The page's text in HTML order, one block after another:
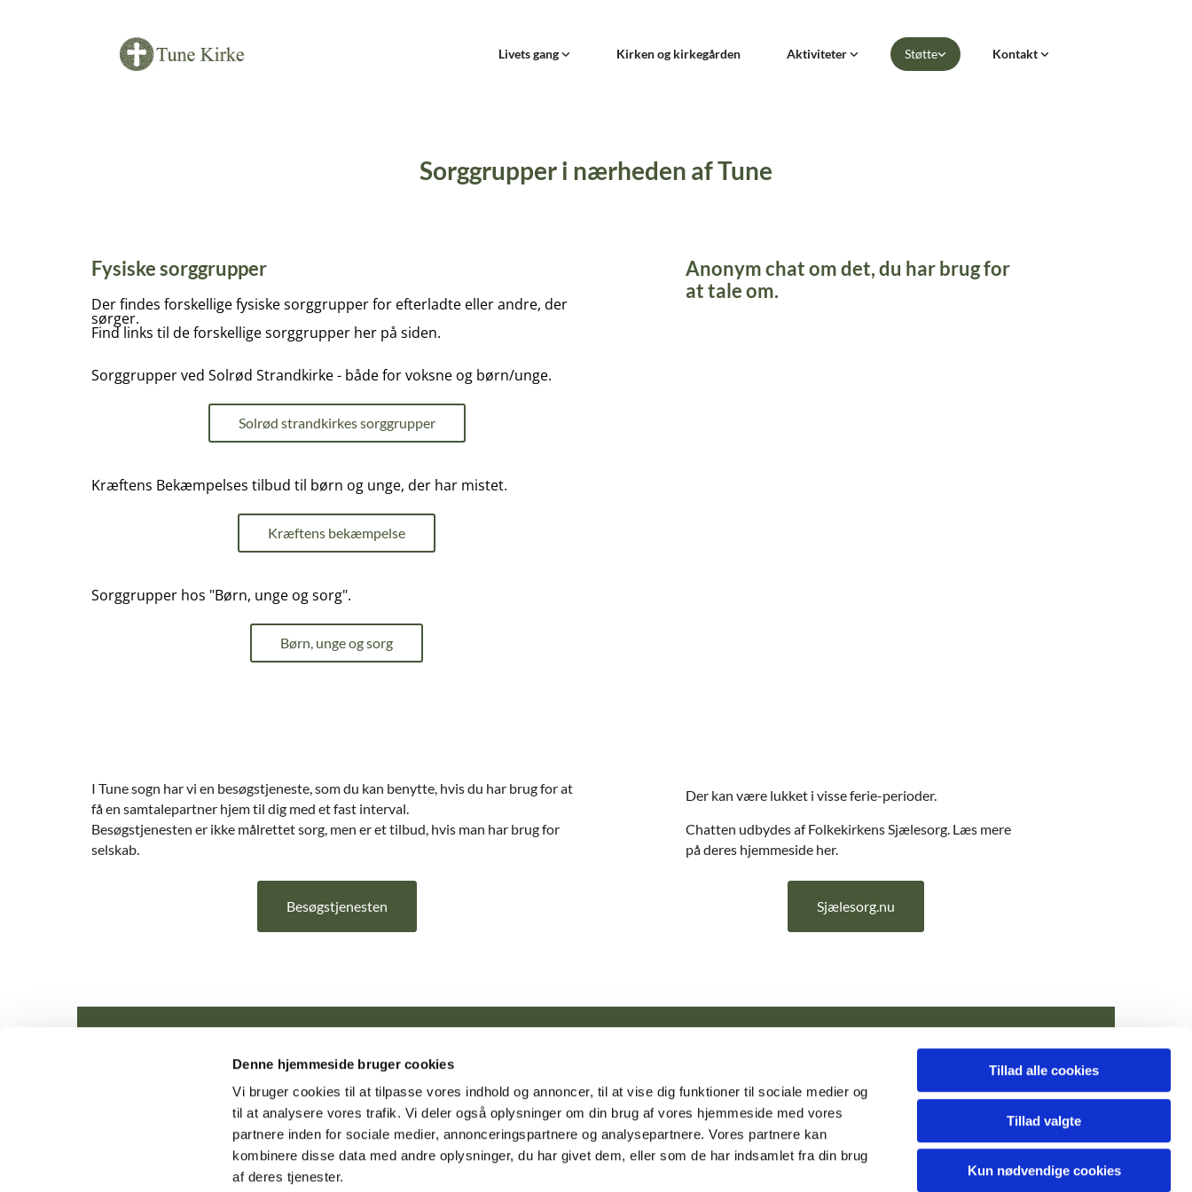
Denne hjemmeside bruger cookies
Vi bruger cookies til at tilpasse vores indhold og annoncer, til at vise dig funktioner til sociale medier og
til at analysere vores trafik. Vi deler også oplysninger om din brug af vores hjemmeside med vores
partnere inden for sociale medier, annonceringspartnere og analysepartnere. Vores partnere kan
kombinere disse data med andre oplysninger, du har givet dem, eller som de har indsamlet fra din brug
af deres tjenester.
Tillad alle cookies
Tillad valgte
Kun nødvendige cookies
Livets gang Kirken og kirkegården Aktiviteter Støtte Kontakt
Sorggrupper i nærheden af Tune
Fysiske sorggrupper
Der findes forskellige fysiske sorggrupper for efterladte eller andre, der
sørger.
Find links til de forskellige sorggrupper her på siden.
Sorggrupper ved Solrød Strandkirke - både for voksne og børn/unge.
Solrød strandkirkes sorggrupper
Kræftens Bekæmpelses tilbud til børn og unge, der har mistet.
Kræftens bekæmpelse
Sorggrupper hos "Børn, unge og sorg".
Børn, unge og sorg
I Tune sogn har vi en besøgstjeneste, som du kan benytte, hvis du har brug for at
få en samtalepartner hjem til dig med et fast interval.
Besøgstjenesten er ikke målrettet sorg, men er et tilbud, hvis man har brug for
selskab.
Besøgstjenesten
Anonym chat om det, du har brug for
at tale om.
Der kan være lukket i visse ferie-perioder.
Chatten udbydes af Folkekirkens Sjælesorg. Læs mere
på deres hjemmeside her.
Sjælesorg.nu
Tune Menighedscenter, Tune Center 17, 4030 Tune
Kontakt Cookiepolitik Tilgængelighedserklæring